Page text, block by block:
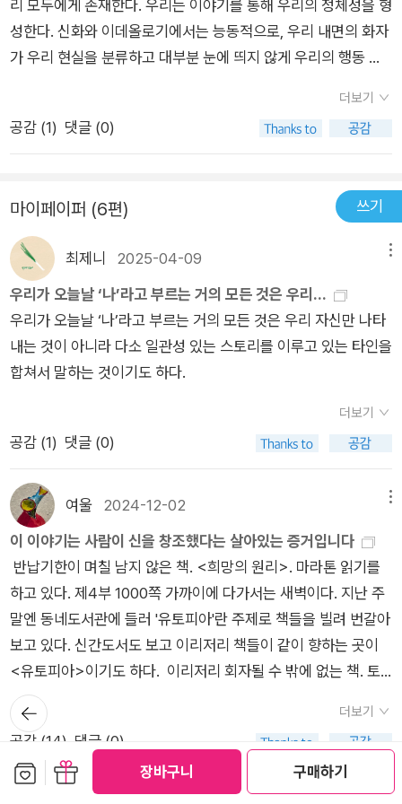
장바구니 구매하기
리 모두에게 존재한다. 우리는 이야기를 통해 우리의 정체성을 형
성한다. 신화와 이데올로기에서는 능동적으로, 우리 내면의 화자
가 우리 현실을 분류하고 대부분 눈에 띄지 않게 우리의 행동 패
는 내러티브를 통해 정의한 우리 집단의 이익을 위해 공동으로 노
력하며, 우리 진영의 입지가 위협받을 때는 매우 공격적인 모습을
계는 이야기와 이야기의 경쟁에 의해 지배된다. 그리고 우리는 조
작적인 내러티브를 폭로하는 데 서툴다. 섣불리 폭로했다가는 잘
못될 수도 있다. 240-241- P240
더보기
공감 (1) 댓글 (0)
마이페이퍼 (6편) 쓰기
최제니 2025-04-09
우리가 오늘날 ‘나’라고 부르는 거의 모든 것은 우리...
우리가 오늘날 ‘나’라고 부르는 거의 모든 것은 우리 자신만 나타
내는 것이 아니라 다소 일관성 있는 스토리를 이루고 있는 타인을
합쳐서 말하는 것이기도 하다.
더보기
공감 (1) 댓글 (0)
여울 2024-12-02
이 이야기는 사람이 신을 창조했다는 살아있는 증거입니다
반납기한이 며칠 남지 않은 책. <희망의 원리>. 마라톤 읽기를
하고 있다. 제4부 1000쪽 가까이에 다가서는 새벽이다. 지난 주
말엔 동네도서관에 들러 '유토피아'란 주제로 책들을 빌려 번갈아
보고 있다. 신간도서도 보고 이리저리 책들이 같이 향하는 곳이
<유토피아>이기도 하다. 이리저리 회자될 수 밖에 없는 책. 토
머스 모어를 읽기 시작한다. 물론 500년도 지난 이야기다. 그는
제주도 세 배 크기의 이상적이 나라 유토포스가 세운 유토피아를
경험한 선원 라파엘 히틀로다이오의 입을 빌어 말한다. 그곳에서
는 오전 3시간 오후3시가 점심과 휴식 2시간, 6시간 노동만이 아
더보기
공감 (14) 댓글 (0)
뒤로가
기